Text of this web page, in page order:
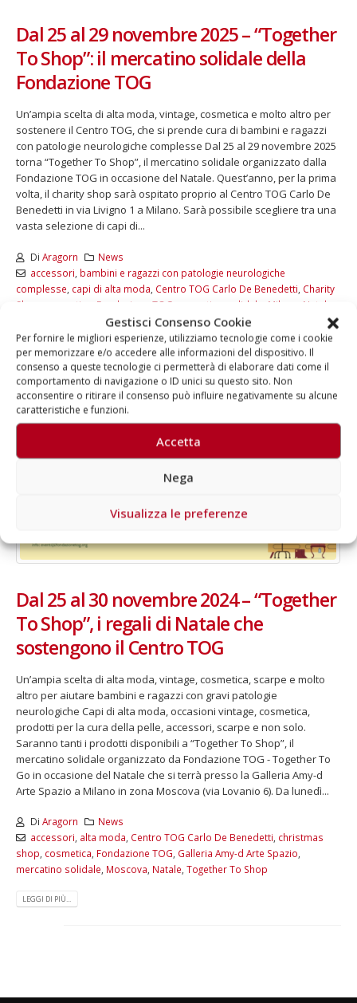
Gestisci Consenso Cookie
Per fornire le migliori esperienze, utilizziamo tecnologie come i cookie
per memorizzare e/o accedere alle informazioni del dispositivo. Il
consenso a queste tecnologie ci permetterà di elaborare dati come il
comportamento di navigazione o ID unici su questo sito. Non
acconsentire o ritirare il consenso può influire negativamente su alcune
caratteristiche e funzioni.
Accetta
Nega
Visualizza le preferenze
Dal 25 al 29 novembre 2025 – “Together
To Shop”: il mercatino solidale della
Fondazione TOG
Un’ampia scelta di alta moda, vintage, cosmetica e molto altro per
sostenere il Centro TOG, che si prende cura di bambini e ragazzi
con patologie neurologiche complesse Dal 25 al 29 novembre 2025
torna “Together To Shop”, il mercatino solidale organizzato dalla
Fondazione TOG in occasione del Natale. Quest’anno, per la prima
volta, il charity shop sarà ospitato proprio al Centro TOG Carlo De
Benedetti in via Livigno 1 a Milano. Sarà possibile scegliere tra una
vasta selezione di capi di...
Di Aragorn
News
accessori bambini e ragazzi con patologie neurologiche
complesse capi di alta moda Centro TOG Carlo De Benedetti Charity
Shop
cosmetica Fondazione TOG mercatino solidale Milano Natale
prodotti per la cura della pelle,Scarpe
Together To
Shop
LEGGI DI PIÙ...
Dal 25 al 30 novembre 2024 – “Together
To Shop”, i regali di Natale che
sostengono il Centro TOG
Un’ampia scelta di alta moda, vintage, cosmetica, scarpe e molto
altro per aiutare bambini e ragazzi con gravi patologie
neurologiche Capi di alta moda, occasioni vintage, cosmetica,
prodotti per la cura della pelle, accessori, scarpe e non solo.
Saranno tanti i prodotti disponibili a “Together To Shop”, il
mercatino solidale organizzato da Fondazione TOG - Together To
Go in occasione del Natale che si terrà presso la Galleria Amy-d
Arte Spazio a Milano in zona Moscova (via Lovanio 6). Da lunedì...
Di Aragorn
News
accessori, alta moda, Centro TOG Carlo De Benedetti, christmas
shop, cosmetica, Fondazione TOG, Galleria Amy-d Arte Spazio,
mercatino solidale, Moscova, Natale, Together To Shop
LEGGI DI PIÙ...
dintorni” per festeggiare i
anni di Fondazione TOG
Giugno 15, 2026
Opera Cardinal Ferrari
Giugno 15, 2026